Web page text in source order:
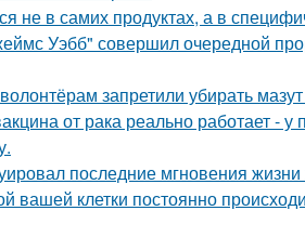
не в самих продуктах, а в
Уэбб" совершил очередной
запретили убирать
от рака реально работает -
последние мгновения
вашей клетки постоянно